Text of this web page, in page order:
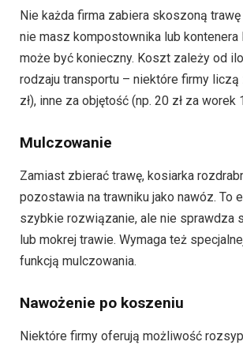
Nie każda firma zabiera skoszoną
nie masz kompostownika lub kontenera
może być konieczny. Koszt zależy od
rodzaju transportu – niektóre firmy liczą
zł), inne za objętość (np. 20 zł za worek
Mulczowanie
Zamiast zbierać trawę, kosiarka
pozostawia na trawniku jako nawóz. To
szybkie rozwiązanie, ale nie sprawdza
lub mokrej trawie. Wymaga też
funkcją mulczowania.
Nawożenie po koszeniu
Niektóre firmy oferują możliwość